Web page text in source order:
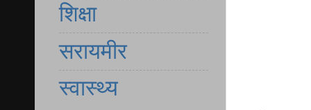
शिक्षा
सरायमीर
स्वास्थ्य